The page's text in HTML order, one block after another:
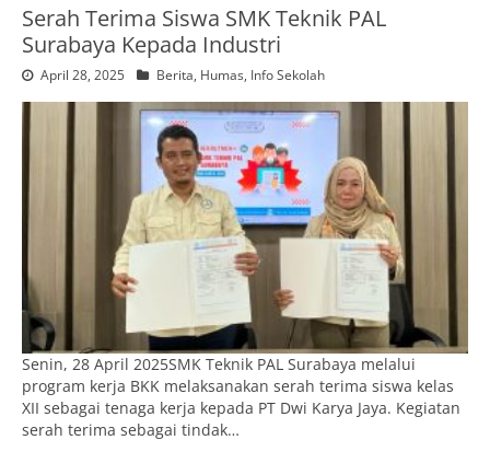
Serah Terima Siswa SMK Teknik PAL
Surabaya Kepada Industri
April 28, 2025 Berita, Humas, Info Sekolah
Senin, 28 April 2025SMK Teknik PAL Surabaya melalui
program kerja BKK melaksanakan serah terima siswa kelas
XII sebagai tenaga kerja kepada PT Dwi Karya Jaya. Kegiatan
serah terima sebagai tindak…